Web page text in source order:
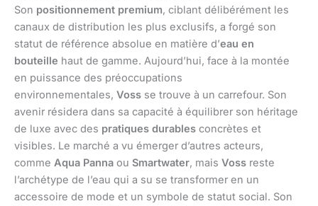
Son positionnement premium, ciblant délibérément les
canaux de distribution les plus exclusifs, a forgé son
statut de référence absolue en matière d’eau en
bouteille haut de gamme. Aujourd’hui, face à la montée
en puissance des préoccupations
environnementales, Voss se trouve à un carrefour. Son
avenir résidera dans sa capacité à équilibrer son héritage
de luxe avec des pratiques durables concrètes et
visibles. Le marché a vu émerger d’autres acteurs,
comme Aqua Panna ou Smartwater, mais Voss reste
l’archétype de l’eau qui a su se transformer en un
accessoire de mode et un symbole de statut social. Son